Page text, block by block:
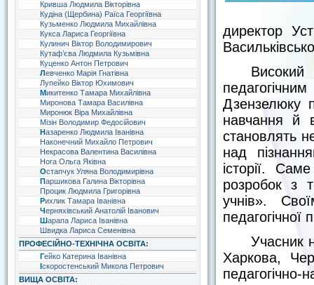
Кривша Людмила Вікторівна
Кудіна (Щербина) Раїса Георгіївна
Кузьменко Людмила Михайлівна
Кукса Лариса Георгіївна
Кулинич Віктор Володимирович
Кутаф’єва Людмила Кузьмівна
Куценко Антон Петрович
Левченко Марія Гнатівна
Лупейко Віктор Юхимович
Микитенко Тамара Михайлівна
Миронова Тамара Василівна
Миронюк Віра Михайлівна
Мізін Володимир Федосійович
Назаренко Людмила Іванівна
Наконечний Михайло Петрович
Некрасова Валентина Василівна
Нога Ольга Яківна
Остапчук Уляна Володимирівна
Паршикова Галина Вікторівна
Процик Людмила Григорівна
Рихлик Тамара Іванівна
Черняхівський Анатолій Іванович
Шарапа Лариса Іванівна
Швидка Лариса Семенівна
ПРОФЕСІЙНО-ТЕХНІЧНА ОСВІТА:
Гейко Катерина Іванівна
Іскоростенський Микола Петрович
ВИЩА ОСВІТА:
директор
Дзензелюку
навчання й
становлять
над
історії.
розробок з
учнів».
педагогічної
Учасник
Харкова,
педагогічно-